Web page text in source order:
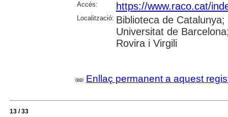
Accés: https://www.raco.cat/
Localització: Biblioteca de
Universitat de
Rovira i Virgili
Enllaç permanent a aquest
13 / 33